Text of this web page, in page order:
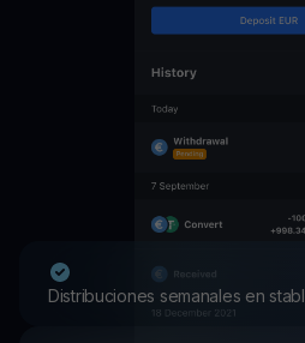
Distribuciones semanales en